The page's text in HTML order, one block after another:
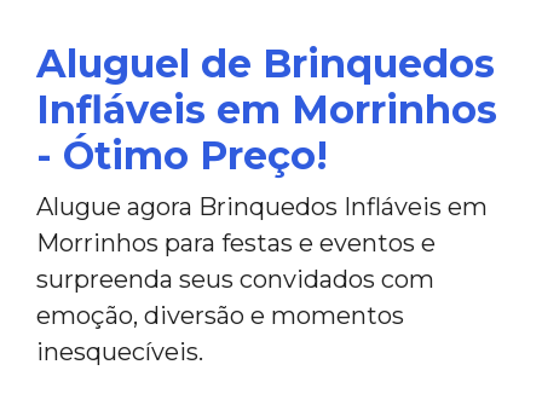
Aluguel de Brinquedos
Infláveis em Morrinhos
- Ótimo Preço!
Alugue agora Brinquedos Infláveis em
Morrinhos para festas e eventos e
surpreenda seus convidados com
emoção, diversão e momentos
inesquecíveis.